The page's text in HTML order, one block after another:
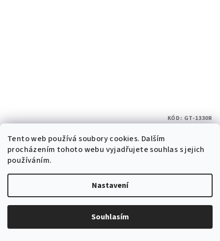
Tento web používá soubory cookies. Dalším
procházením tohoto webu vyjadřujete souhlas s jejich
používáním.
Nastavení
Souhlasím
Hodinky unisex GTUP® červené GT-1330RSkladem v ČR
699 Kč (–44 %)
Skladem v ČR(15 ks)
Do košíku
KÓD: GT-1330R